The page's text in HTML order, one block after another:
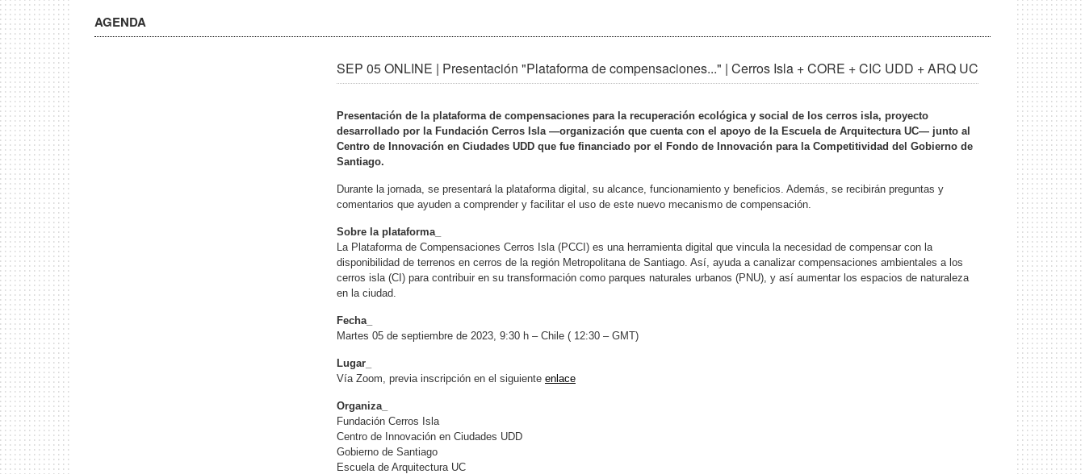
AGENDA
SEP 05 ONLINE | Presentación "Plataforma de compensaciones..." | Cerros Isla + CORE + CIC UDD + ARQ UC
Presentación de la plataforma de compensaciones para la recuperación ecológica y social de los cerros isla, proyecto
desarrollado por la Fundación Cerros Isla —organización que cuenta con el apoyo de la Escuela de Arquitectura UC— junto al
Centro de Innovación en Ciudades UDD que fue financiado por el Fondo de Innovación para la Competitividad del Gobierno de
Santiago.
Durante la jornada, se presentará la plataforma digital, su alcance, funcionamiento y beneficios. Además, se recibirán preguntas y
comentarios que ayuden a comprender y facilitar el uso de este nuevo mecanismo de compensación.
Sobre la plataforma_
La Plataforma de Compensaciones Cerros Isla (PCCI) es una herramienta digital que vincula la necesidad de compensar con la
disponibilidad de terrenos en cerros de la región Metropolitana de Santiago. Así, ayuda a canalizar compensaciones ambientales a los
cerros isla (CI) para contribuir en su transformación como parques naturales urbanos (PNU), y así aumentar los espacios de naturaleza
en la ciudad.
Fecha_
Martes 05 de septiembre de 2023, 9:30 h – Chile ( 12:30 – GMT)
Lugar_
Vía Zoom, previa inscripción en el siguiente enlace
Organiza_
Fundación Cerros Isla
Centro de Innovación en Ciudades UDD
Gobierno de Santiago
Escuela de Arquitectura UC